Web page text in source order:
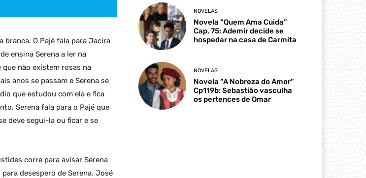
branca. O Pajé fala para Jacira
ensina Serena a ler na
que não existem rosas na
anos se passam e Serena se
que estudou com ela e fica
Serena fala para o Pajé que
deve segui-la ou ficar e se
corre para avisar Serena
desespero de Serena. José
NOVELAS
Novela “Quem Ama Cuida”
Cap. 75: Ademir decide se
hospedar na casa de Carmita
NOVELAS
Novela “A Nobreza do Amor”
Cp119b: Sebastião vasculha
os pertences de Omar